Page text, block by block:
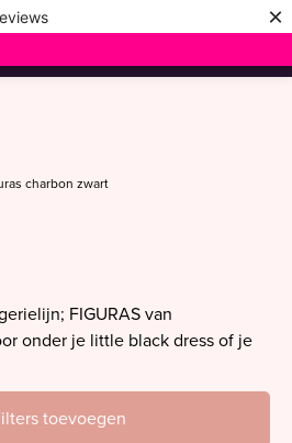
×
charbon zwart
FIGURAS van
onder je little black dress of je
toevoegen